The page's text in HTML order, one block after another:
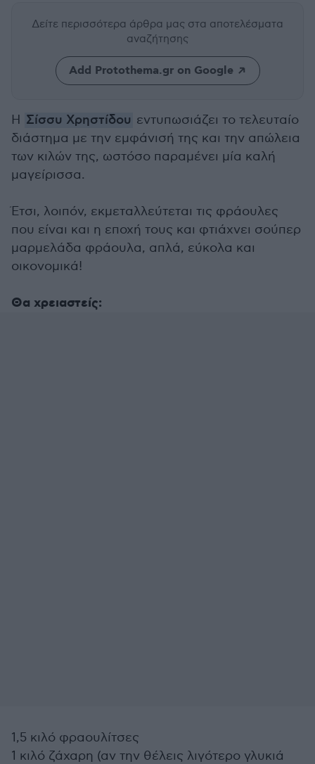
Δείτε περισσότερα άρθρα μας στα αποτελέσματα
αναζήτησης
Add Protothema.gr on Google
Η Σίσσυ Χρηστίδου εντυπωσιάζει το τελευταίο
διάστημα με την εμφάνισή της και την απώλεια
των κιλών της, ωστόσο παραμένει μία καλή
μαγείρισσα.
Έτσι, λοιπόν, εκμεταλλεύτεται τις φράουλες
που είναι και η εποχή τους και φτιάχνει σούπερ
μαρμελάδα φράουλα, απλά, εύκολα και
οικονομικά!
Θα χρειαστείς:
1,5 κιλό φραουλίτσες
1 κιλό ζάχαρη (αν την θέλεις λιγότερο γλυκιά